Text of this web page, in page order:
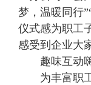
梦，温暖同行
仪式感为职工
感受到企业大
趣味互动
为丰富职工